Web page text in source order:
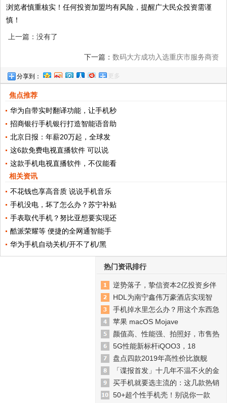
浏览者慎重核实！任何投资加盟均有风险，提醒广大民众投资需谨
慎！
上一篇：没有了
下一篇： 数码大方成功入选重庆市服务商资
分享到： 更多
焦点推荐
华为自带实时翻译功能，让手机秒
招商银行手机银行打造智能语音助
北京日报：年薪20万起，全球发
这6款免费电视直播软件 可以说
这款手机电视直播软件，不仅能看
相关资讯
不花钱也享高音质 说说手机音乐
手机没电，坏了怎么办？苏宁补贴
手表取代手机？努比亚想要实现还
酷派荣耀等 便捷的全网通智能手
华为手机自动关机/开不了机/黑
热门资讯排行
逆势落子，挚信资本2亿投资乡伴
HDL为南宁鑫伟万豪酒店实现智
手机掉水里怎么办？用这个东西急
苹果 macOS Mojave
颜值高、性能强、拍照好，市售热
5G性能新标杆iQOO3，18
盘点四款2019年高性价比旗舰
「谍报首发」十几年不温不火的金
买手机就要选主流的：这几款热销
50+超个性手机壳！别说你一款